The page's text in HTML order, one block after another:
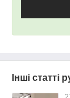
Інші статті